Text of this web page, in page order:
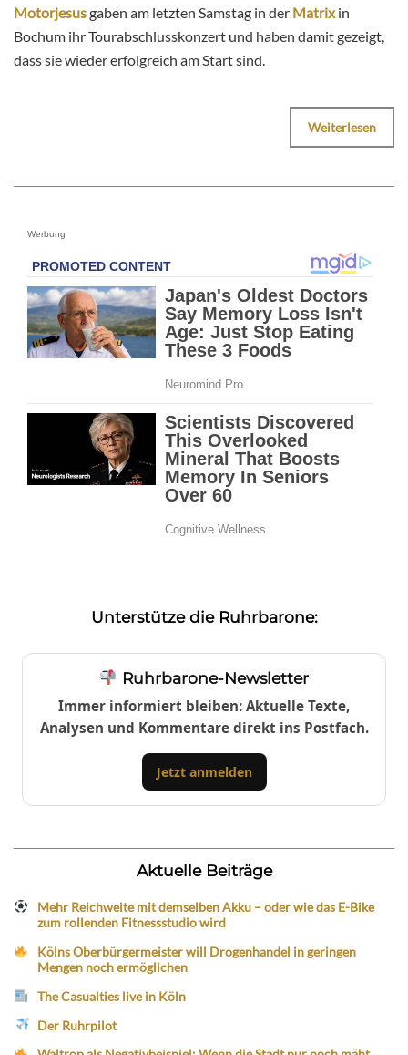
Motorjesusgaben am letzten Samstag in der Matrixin
Bochum ihr Tourabschlusskonzert und haben damit gezeigt,
dass sie wieder erfolgreich am Start sind.
Weiterlesen
Werbung
Unterstütze die Ruhrbarone:
Ruhrbarone-Newsletter
Immer informiert bleiben: Aktuelle Texte,
Analysen und Kommentare direkt ins Postfach.
Jetzt anmelden
Aktuelle Beiträge
Mehr Reichweite mit demselben Akku – oder wie das E-Bike
zum rollenden Fitnessstudio wird
Kölns Oberbürgermeister will Drogenhandel in geringen
Mengen noch ermöglichen
The Casualties live in Köln
Der Ruhrpilot